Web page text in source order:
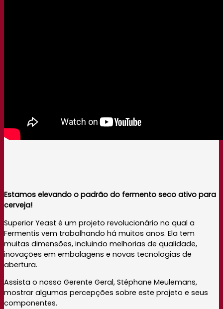
Estamos elevando o padrão do fermento seco ativo para
cerveja!
Superior Yeast é um projeto revolucionário no qual a
Fermentis vem trabalhando há muitos anos. Ela tem
muitas dimensões, incluindo melhorias de qualidade,
inovações em embalagens e novas tecnologias de
abertura.
Assista o nosso Gerente Geral, Stéphane Meulemans,
mostrar algumas percepções sobre este projeto e seus
componentes.